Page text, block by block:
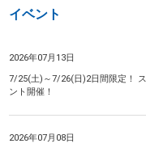
イベント
2026年07月13日
7/25(土)～7/26(日)2日間限定！
ント開催！
2026年07月08日